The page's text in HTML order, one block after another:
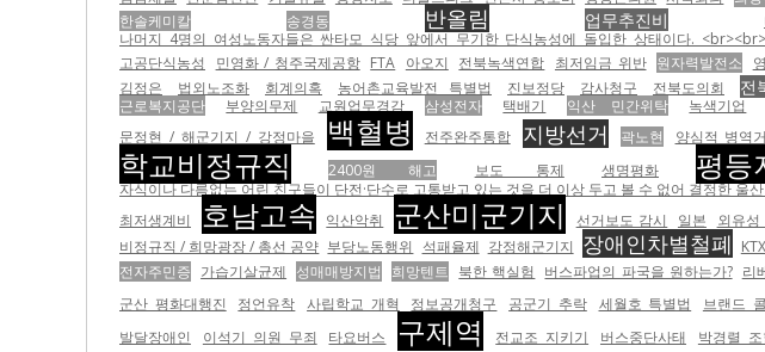
한솔케미칼
송경동 반올림 업무추진비
나머지 4명의 여성노동자들은 싼타모 식당 앞에서 무기한 단식농성에 돌입한 상태이다.
고공단식농성
민영화 / 청주국제공항 FTA 아오지 전북녹색연합 최저임금 위반 원자력발전소
김정은
법외노조화 회계의혹 농어촌교육발전 특별법 진보정당 감사청구 전북도의회 전
근로복지공단
부양의무제 교원업무경감 삼성전자 택배기 익산 민간위탁 녹색기업
문정현 / 해군기지 / 강정마을
백혈병 전주완주통합 지방선거 곽노현 양심적 병역
학교비정규직 2400원 해고 보도 통제 생명평화 평등
자식이나 다름없는 어린 친구들이 단전·단수로 고통받고 있는 것을 더 이상 두고 볼 수 없어 결정한
최저생계비
호남고속 익산악취 군산미군기지 선거보도 감시 일본 외유성
비정규직 / 희망광장 / 총선 공약 부당노동행위 석패율제 강정해군기지 장애인차별철폐
전자주민증 가습기살균제 성매매방지법 희망텐트 북한 핵실험 버스파업의 파국을 원하는가? 리
군산 평화대행진 정언유착 사립학교 개혁 정보공개청구 공군기 추락 세월호 특별법 브랜드
발달장애인 이석기 의원 무죄 타요버스 구제역 전교조 지키기 버스중단사태
박경렬